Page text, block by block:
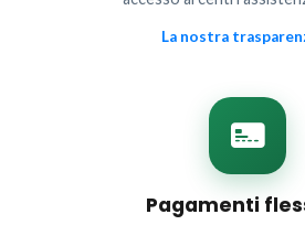
La nostra
Pagamenti